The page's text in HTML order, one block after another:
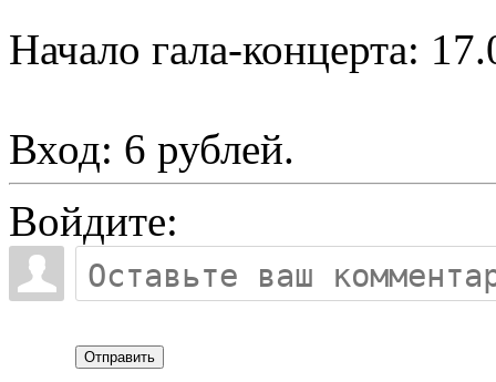
Начало гала-концерта:
Вход: 6 рублей.
Войдите:
Отправить